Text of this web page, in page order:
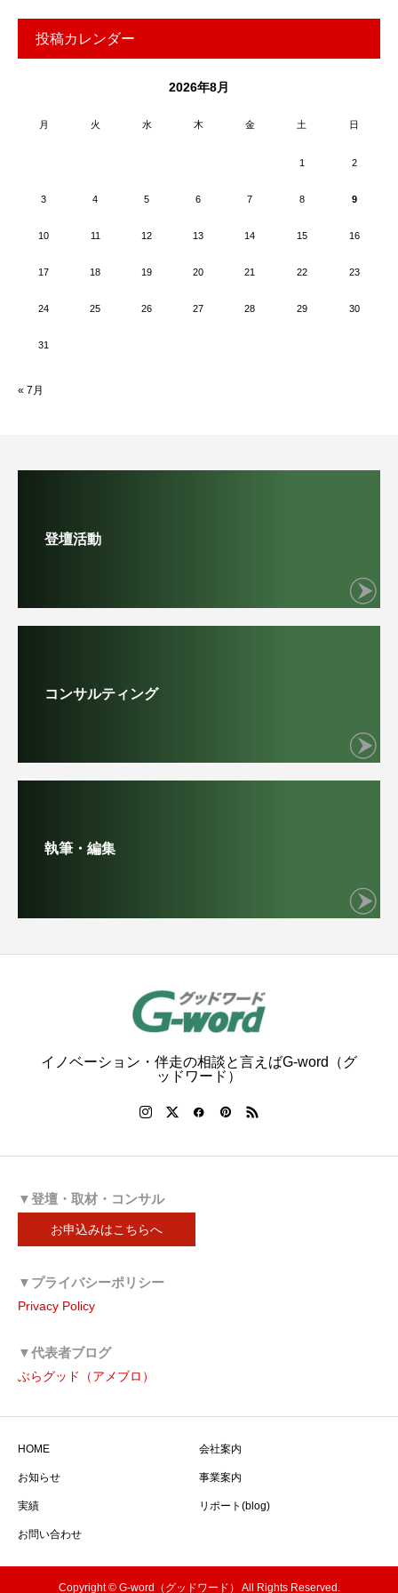
投稿カレンダー
2026年8月
月 火 水 木 金 土 日
1 2
3 4 5 6 7 8 9
10 11 12 13 14 15 16
17 18 19 20 21 22 23
24 25 26 27 28 29 30
31
« 7月
登壇活動
コンサルティング
執筆・編集
イノベーション・伴走の相談と言えばG-word（グ
ッドワード）
▼登壇・取材・コンサル
お申込みはこちらへ
▼プライバシーポリシー
Privacy Policy
▼代表者ブログ
ぶらグッド（アメブロ）
HOME 会社案内
お知らせ 事業案内
実績 リポート(blog)
お問い合わせ
Copyright © G-word（グッドワード） All Rights Reserved.